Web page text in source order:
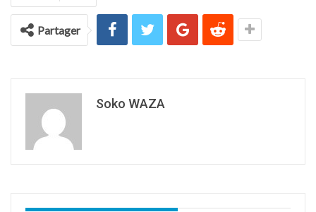
Partager
Soko WAZA